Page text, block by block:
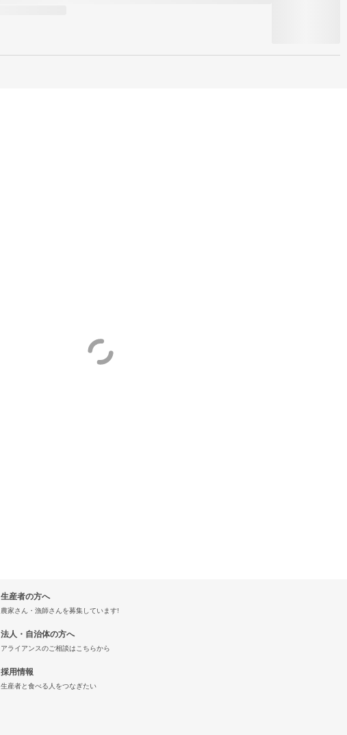
生産者の方へ
農家さん・漁師さんを募集しています!
法人・自治体の方へ
アライアンスのご相談はこちらから
採用情報
生産者と食べる人をつなぎたい